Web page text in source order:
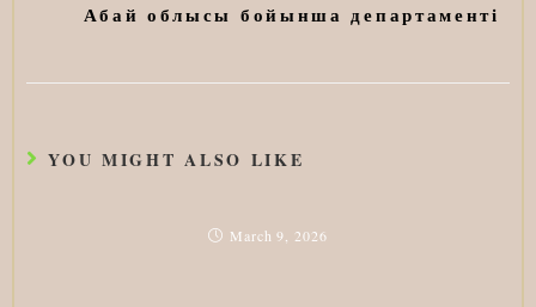
Абай облысы бойынша департаменті
YOU MIGHT ALSO LIKE
March 9, 2026